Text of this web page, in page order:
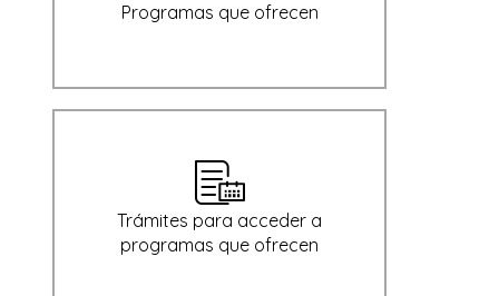
Programas que ofrecen
Trámites para acceder a
programas que ofrecen